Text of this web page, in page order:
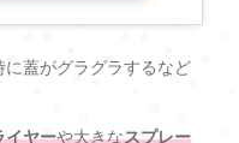
蓋がグラグラするなど
イヤーや大きなスプレー